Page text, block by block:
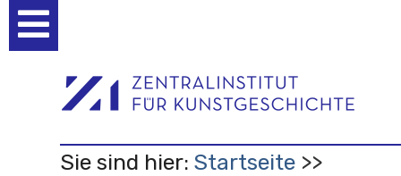
Werkzeuge
Sie sind hier: Startseite